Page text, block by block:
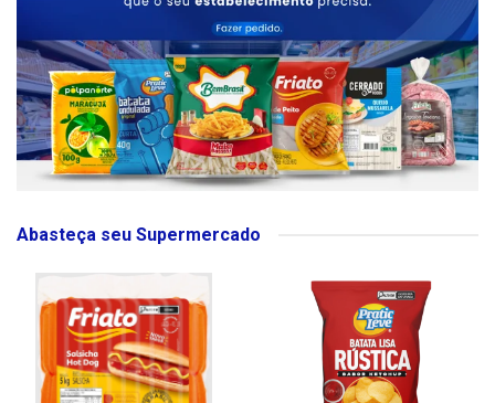
Abasteça seu Supermercado